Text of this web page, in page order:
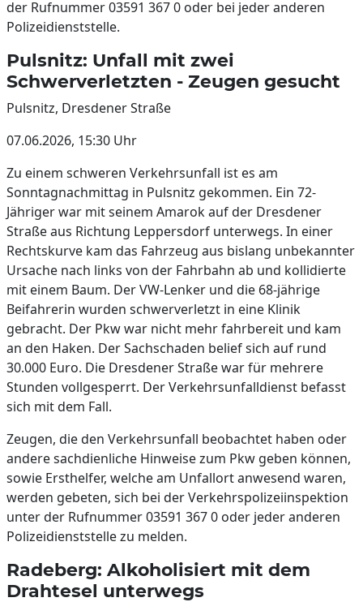
der Rufnummer 03591 367 0 oder bei jeder anderen
Polizeidienststelle.
Pulsnitz: Unfall mit zwei
Schwerverletzten - Zeugen gesucht
Pulsnitz, Dresdener Straße
07.06.2026, 15:30 Uhr
Zu einem schweren Verkehrsunfall ist es am
Sonntagnachmittag in Pulsnitz gekommen. Ein 72-
Jähriger war mit seinem Amarok auf der Dresdener
Straße aus Richtung Leppersdorf unterwegs. In einer
Rechtskurve kam das Fahrzeug aus bislang unbekannter
Ursache nach links von der Fahrbahn ab und kollidierte
mit einem Baum. Der VW-Lenker und die 68-jährige
Beifahrerin wurden schwerverletzt in eine Klinik
gebracht. Der Pkw war nicht mehr fahrbereit und kam
an den Haken. Der Sachschaden belief sich auf rund
30.000 Euro. Die Dresdener Straße war für mehrere
Stunden vollgesperrt. Der Verkehrsunfalldienst befasst
sich mit dem Fall.
Zeugen, die den Verkehrsunfall beobachtet haben oder
andere sachdienliche Hinweise zum Pkw geben können,
sowie Ersthelfer, welche am Unfallort anwesend waren,
werden gebeten, sich bei der Verkehrspolizeiinspektion
unter der Rufnummer 03591 367 0 oder jeder anderen
Polizeidienststelle zu melden.
Radeberg: Alkoholisiert mit dem
Drahtesel unterwegs